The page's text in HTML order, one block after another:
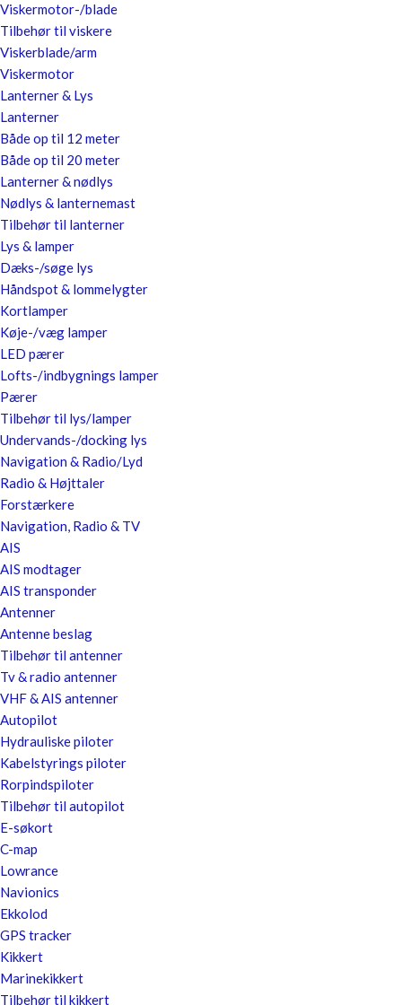
Viskermotor-/blade
Tilbehør til viskere
Viskerblade/arm
Viskermotor
Lanterner & Lys
Lanterner
Både op til 12 meter
Både op til 20 meter
Lanterner & nødlys
Nødlys & lanternemast
Tilbehør til lanterner
Lys & lamper
Dæks-/søge lys
Håndspot & lommelygter
Kortlamper
Køje-/væg lamper
LED pærer
Lofts-/indbygnings lamper
Pærer
Tilbehør til lys/lamper
Undervands-/docking lys
Navigation & Radio/Lyd
Radio & Højttaler
Forstærkere
Navigation, Radio & TV
AIS
AIS modtager
AIS transponder
Antenner
Antenne beslag
Tilbehør til antenner
Tv & radio antenner
VHF & AIS antenner
Autopilot
Hydrauliske piloter
Kabelstyrings piloter
Rorpindspiloter
Tilbehør til autopilot
E-søkort
C-map
Lowrance
Navionics
Ekkolod
GPS tracker
Kikkert
Marinekikkert
Tilbehør til kikkert